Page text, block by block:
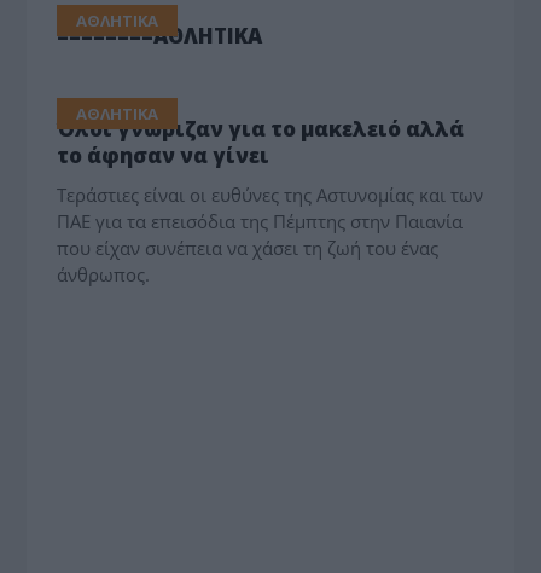
ΑΘΛΗΤΙΚΑ
========ΑΘΛΗΤΙΚΑ
ΑΘΛΗΤΙΚΑ
Όλοι γνώριζαν για το μακελειό αλλά
το άφησαν να γίνει
Tεράστιες είναι οι ευθύνες της Αστυνομίας και των
ΠΑΕ για τα επεισόδια της Πέμπτης στην Παιανία
που είχαν συνέπεια να χάσει τη ζωή του ένας
άνθρωπος.